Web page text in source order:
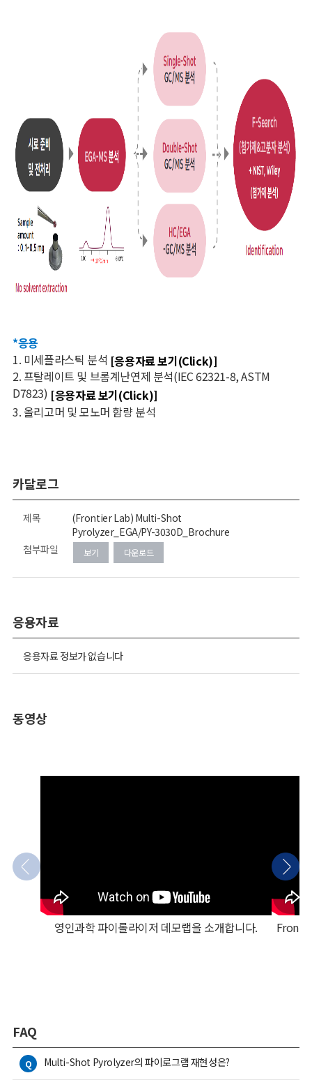
*응용
1. 미세플라스틱 분석 [응용자료 보기(Click)]
2.프탈레이트 및 브롬계난연제 분석(IEC 62321-8, ASTM
D7823) [응용자료 보기(Click)]
3. 올리고머 및 모노머 함량 분석
카달로그
제목
(Frontier Lab) Multi-Shot
Pyrolyzer_EGA/PY-3030D_Brochure
첨부파일
보기 다운로드
응용자료
응용자료 정보가 없습니다
동영상
영인과학 파이롤라이저 데모랩을 소개합니다.
FAQ
Q Multi-Shot Pyrolyzer의 파이로그램 재현성은?